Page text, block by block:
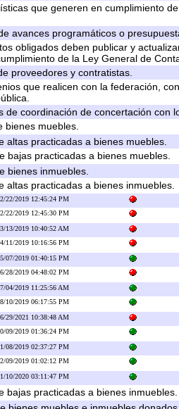
que generen en cumplimiento
avances programáticos o
obligados deben publicar y
de la Ley General de
proveedores y contratistas.
que realicen con la federación,
de coordinación de concertación con
bienes muebles.
altas practicadas a bienes muebles.
bajas practicadas a bienes muebles.
bienes inmuebles.
altas practicadas a bienes inmuebles.
22/2019 12:45:24 PM
22/2019 12:45:30 PM
13/2019 10:40:52 AM
11/2019 10:16:56 PM
07/2019 01:40:15 PM
28/2019 04:48:02 PM
04/2019 11:25:56 AM
10/2019 06:17:55 PM
29/2021 10:38:48 AM
09/2019 01:36:24 PM
08/2019 02:37:27 PM
09/2019 01:02:12 PM
10/2020 03:11:47 PM
bajas practicadas a bienes inmuebles.